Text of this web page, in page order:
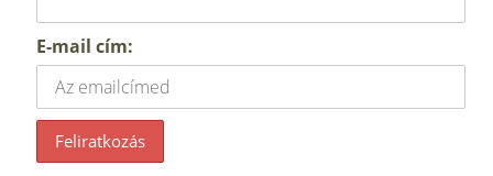
E-mail cím: